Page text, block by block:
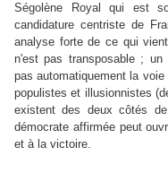
Ségolène Royal qui est
candidature centriste de
analyse forte de ce qui
n'est pas transposable ; un
pas automatiquement la
populistes et illusionnistes
existent des deux côtés
démocrate affirmée peut
et à la victoire.